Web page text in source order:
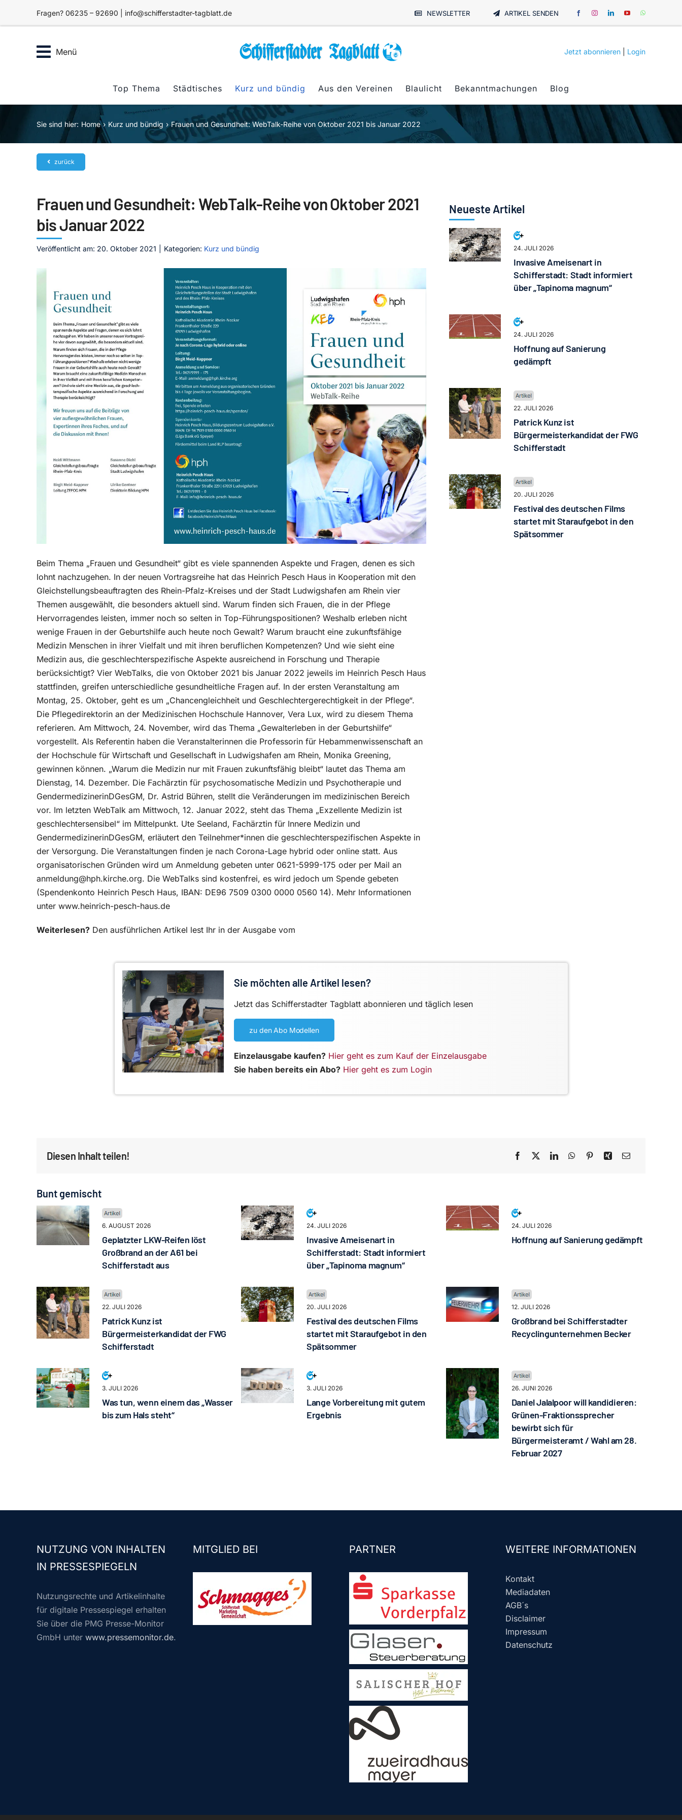
Fragen? 06235 – 92690 | info@schifferstadter-tagblatt.de NEWSLETTER ARTIKEL SENDEN
Menü Jetzt abonnieren Login
Top Thema Städtisches Kurz und bündig Aus den Vereinen Blaulicht Bekanntmachungen Blog
Sie sind hier: Home Kurz und bündig Frauen und Gesundheit: WebTalk-Reihe von Oktober 2021 bis Januar 2022
zurück
Frauen und Gesundheit: WebTalk-Reihe von Oktober 2021
bis Januar 2022
Veröffentlicht am: 20. Oktober 2021 Kategorien: Kurz und bündig
Beim Thema „Frauen und Gesundheit“ gibt es viele spannenden Aspekte und Fragen, denen es sich
lohnt nachzugehen. In der neuen Vortragsreihe hat das Heinrich Pesch Haus in Kooperation mit den
Gleichstellungsbeauftragten des Rhein-Pfalz-Kreises und der Stadt Ludwigshafen am Rhein vier
Themen ausgewählt, die besonders aktuell sind. Warum finden sich Frauen, die in der Pflege
Hervorragendes leisten, immer noch so selten in Top-Führungspositionen? Weshalb erleben nicht
wenige Frauen in der Geburtshilfe auch heute noch Gewalt? Warum braucht eine zukunftsfähige
Medizin Menschen in ihrer Vielfalt und mit ihren beruflichen Kompetenzen? Und wie sieht eine
Medizin aus, die geschlechterspezifische Aspekte ausreichend in Forschung und Therapie
berücksichtigt? Vier WebTalks, die von Oktober 2021 bis Januar 2022 jeweils im Heinrich Pesch Haus
stattfinden, greifen unterschiedliche gesundheitliche Fragen auf. In der ersten Veranstaltung am
Montag, 25. Oktober, geht es um „Chancengleichheit und Geschlechtergerechtigkeit in der Pflege“.
Die Pflegedirektorin an der Medizinischen Hochschule Hannover, Vera Lux, wird zu diesem Thema
referieren. Am Mittwoch, 24. November, wird das Thema „Gewalterleben in der Geburtshilfe“
vorgestellt. Als Referentin haben die Veranstalterinnen die Professorin für Hebammenwissenschaft an
der Hochschule für Wirtschaft und Gesellschaft in Ludwigshafen am Rhein, Monika Greening,
gewinnen können. „Warum die Medizin nur mit Frauen zukunftsfähig bleibt“ lautet das Thema am
Dienstag, 14. Dezember. Die Fachärztin für psychosomatische Medizin und Psychotherapie und
GendermedizinerinDGesGM, Dr. Astrid Bühren, stellt die Veränderungen im medizinischen Bereich
vor. Im letzten WebTalk am Mittwoch, 12. Januar 2022, steht das Thema „Exzellente Medizin ist
geschlechtersensibel“ im Mittelpunkt. Ute Seeland, Fachärztin für Innere Medizin und
GendermedizinerinDGesGM, erläutert den Teilnehmer*innen die geschlechterspezifischen Aspekte in
der Versorgung. Die Veranstaltungen finden je nach Corona-Lage hybrid oder online statt. Aus
organisatorischen Gründen wird um Anmeldung gebeten unter 0621-5999-175 oder per Mail an
anmeldung@hph.kirche.org. Die WebTalks sind kostenfrei, es wird jedoch um Spende gebeten
(Spendenkonto Heinrich Pesch Haus, IBAN: DE96 7509 0300 0000 0560 14). Mehr Informationen
unter www.heinrich-pesch-haus.de
Weiterlesen? Den ausführlichen Artikel lest Ihr in der Ausgabe vom
Neueste Artikel
24. JULI 2026
Invasive Ameisenart in
Schifferstadt: Stadt informiert
über „Tapinoma magnum“
24. JULI 2026
Hoffnung auf Sanierung
gedämpft
22. JULI 2026
Patrick Kunz ist
Bürgermeisterkandidat der FWG
Schifferstadt
20. JULI 2026
Festival des deutschen Films
startet mit Staraufgebot in den
Spätsommer
Sie möchten alle Artikel lesen?
Jetzt das Schifferstadter Tagblatt abonnieren und täglich lesen
zu den Abo Modellen
Einzelausgabe kaufen? Hier geht es zum Kauf der Einzelausgabe
Sie haben bereits ein Abo? Hier geht es zum Login
Diesen Inhalt teilen!
Bunt gemischt
6. AUGUST 2026
Geplatzter LKW-Reifen löst
Großbrand an der A61 bei
Schifferstadt aus
24. JULI 2026
Invasive Ameisenart in
Schifferstadt: Stadt informiert
über „Tapinoma magnum“
24. JULI 2026
Hoffnung auf Sanierung gedämpft
22. JULI 2026
Patrick Kunz ist
Bürgermeisterkandidat der FWG
Schifferstadt
20. JULI 2026
Festival des deutschen Films
startet mit Staraufgebot in den
Spätsommer
12. JULI 2026
Großbrand bei Schifferstadter
Recyclingunternehmen Becker
3. JULI 2026
Was tun, wenn einem das „Wasser
bis zum Hals steht“
3. JULI 2026
Lange Vorbereitung mit gutem
Ergebnis
26. JUNI 2026
Daniel Jalalpoor will kandidieren:
Grünen-Fraktionssprecher
bewirbt sich für
Bürgermeisteramt / Wahl am 28.
Februar 2027
NUTZUNG VON INHALTEN
IN PRESSESPIEGELN
Nutzungsrechte und Artikelinhalte
für digitale Pressespiegel erhalten
Sie über die PMG Presse-Monitor
GmbH unter www.pressemonitor.de.
MITGLIED BEI PARTNER WEITERE INFORMATIONEN
Kontakt
Mediadaten
AGB´s
Disclaimer
Impressum
Datenschutz